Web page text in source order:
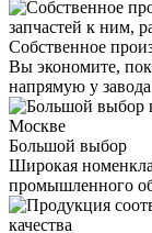
Собственное
Вы экономите,
напрямую у
Большой выбор
Широкая
промышленного